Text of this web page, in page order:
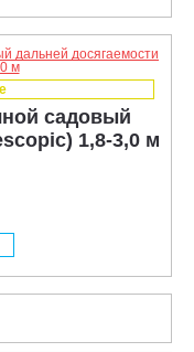
садовый
1,8-3,0 м